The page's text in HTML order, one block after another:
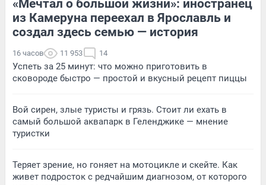
«Мечтал о большой жизни»: иностранец
из Камеруна переехал в Ярославль и
создал здесь семью — история
16 часов 11 953 14
Успеть за 25 минут: что можно приготовить в
сковороде быстро — простой и вкусный рецепт пиццы
Вой сирен, злые туристы и грязь. Стоит ли ехать в
самый большой аквапарк в Геленджике — мнение
туристки
Теряет зрение, но гоняет на мотоцикле и скейте. Как
живет подросток с редчайшим диагнозом, от которого